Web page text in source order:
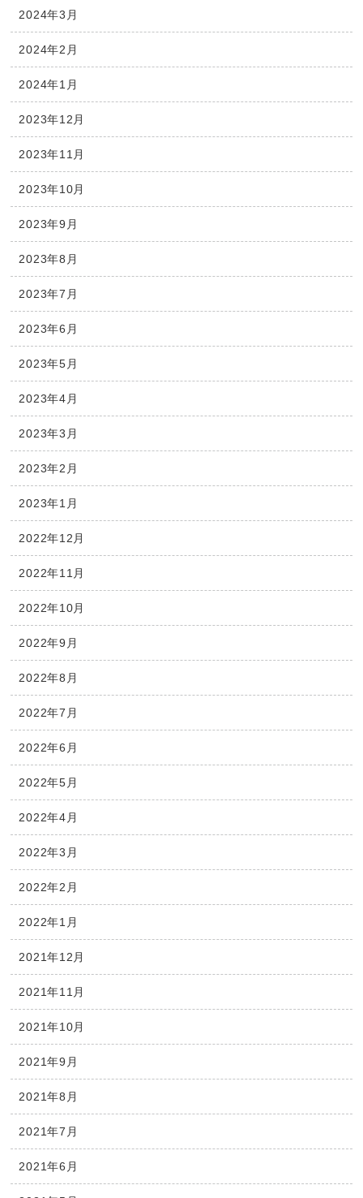
2024年3月
2024年2月
2024年1月
2023年12月
2023年11月
2023年10月
2023年9月
2023年8月
2023年7月
2023年6月
2023年5月
2023年4月
2023年3月
2023年2月
2023年1月
2022年12月
2022年11月
2022年10月
2022年9月
2022年8月
2022年7月
2022年6月
2022年5月
2022年4月
2022年3月
2022年2月
2022年1月
2021年12月
2021年11月
2021年10月
2021年9月
2021年8月
2021年7月
2021年6月